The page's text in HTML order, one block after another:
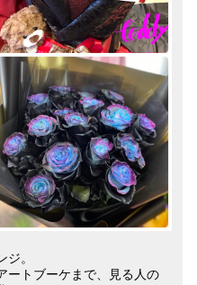
ジ。
ートブーケまで、見る人の